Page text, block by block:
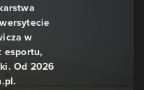
w
esportu,
Od 2026